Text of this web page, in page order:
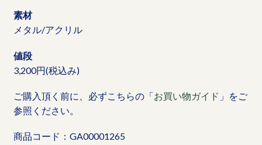
素材
メタル/アクリル
値段
3,200円(税込み)
ご購入頂く前に、必ずこちらの「お買い物ガイド 」をご
参照ください。
商品コード：GA00001265